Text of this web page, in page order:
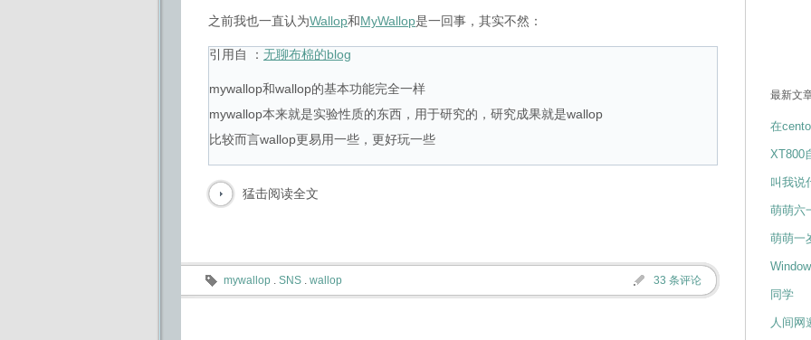
之前我也一直认为Wallop和MyWallop是一回事，其实不然：
引用自 ： 无聊布棉的blog
mywallop和wallop的基本功能完全一样
mywallop本来就是实验性质的东西，用于研究的，研究成果就是wallop
比较而言wallop更易用一些，更好玩一些
猛击阅读全文
mywallop . SNS . wallop 33 条评论
最新文
在
XT800
叫我说
萌萌六
萌萌一
同学
人间网